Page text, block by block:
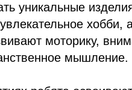
уникальные
моторику,
мышление.